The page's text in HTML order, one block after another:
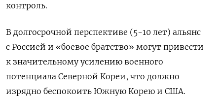
контроль.
В долгосрочной перспективе (5-10 лет) альянс
с Россией и «боевое братство» могут привести
к значительному усилению военного
потенциала Северной Кореи, что должно
изрядно беспокоить Южную Корею и США.